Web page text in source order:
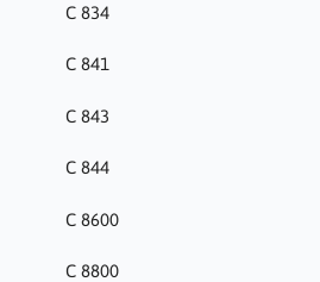
C 834
C 841
C 843
C 844
C 8600
C 8800